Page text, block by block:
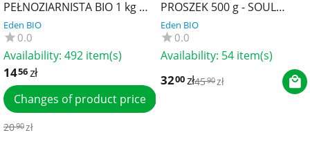
PEŁNOZIARNISTA BIO 1 kg -
BIO PLANET
Eden BIO
0.0
Availability: 492 item(s)
1456zł
Changes of product price
2090zł
PROSZEK 500 g - SOUL
FARM
Eden BIO
0.0
Availability: 54 item(s)
3200zł4590zł